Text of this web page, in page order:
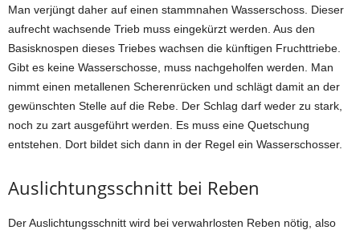
Man verjüngt daher auf einen stammnahen Wasserschoss. Dieser
aufrecht wachsende Trieb muss eingekürzt werden. Aus den
Basisknospen dieses Triebes wachsen die künftigen Fruchttriebe.
Gibt es keine Wasserschosse, muss nachgeholfen werden. Man
nimmt einen metallenen Scherenrücken und schlägt damit an der
gewünschten Stelle auf die Rebe. Der Schlag darf weder zu stark,
noch zu zart ausgeführt werden. Es muss eine Quetschung
entstehen. Dort bildet sich dann in der Regel ein Wasserschosser.
Auslichtungsschnitt bei Reben
Der Auslichtungsschnitt wird bei verwahrlosten Reben nötig, also